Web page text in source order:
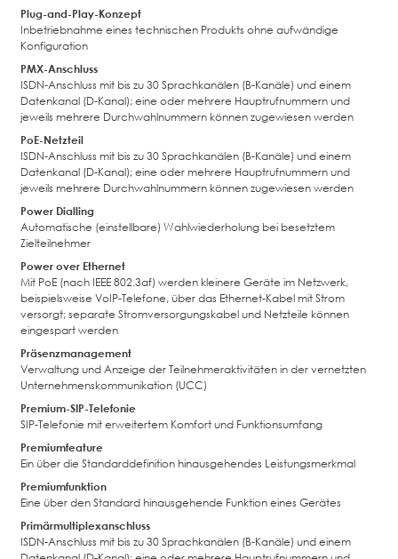
Plug-and-Play-Konzept
Inbetriebnahme eines technischen Produkts ohne aufwändige
Konfiguration
PMX-Anschluss
ISDN-Anschluss mit bis zu 30 Sprachkanälen (B-Kanäle) und einem
Datenkanal (D-Kanal); eine oder mehrere Hauptrufnummern und
jeweils mehrere Durchwahlnummern können zugewiesen werden
PoE-Netzteil
ISDN-Anschluss mit bis zu 30 Sprachkanälen (B-Kanäle) und einem
Datenkanal (D-Kanal); eine oder mehrere Hauptrufnummern und
jeweils mehrere Durchwahlnummern können zugewiesen werden
Power Dialling
Automatische (einstellbare) Wahlwiederholung bei besetztem
Zielteilnehmer
Power over Ethernet
Mit PoE (nach IEEE 802.3af) werden kleinere Geräte im Netzwerk,
beispielsweise VoIP-Telefone, über das Ethernet-Kabel mit Strom
versorgt; separate Stromversorgungskabel und Netzteile können
eingespart werden
Präsenzmanagement
Verwaltung und Anzeige der Teilnehmeraktivitäten in der vernetzten
Unternehmenskommunikation (UCC)
Premium-SIP-Telefonie
SIP-Telefonie mit erweitertem Komfort und Funktionsumfang
Premiumfeature
Ein über die Standarddefinition hinausgehendes Leistungsmerkmal
Premiumfunktion
Eine über den Standard hinausgehende Funktion eines Gerätes
Primärmultiplexanschluss
ISDN-Anschluss mit bis zu 30 Sprachkanälen (B-Kanäle) und einem